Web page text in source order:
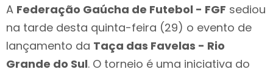
A Federação Gaúcha de Futebol - FGF sediou
na tarde desta quinta-feira (29) o evento de
lançamento da Taça das Favelas - Rio
Grande do Sul. O torneio é uma iniciativa do